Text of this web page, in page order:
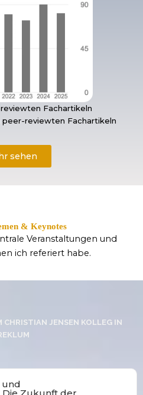
Fachartikeln
reviewten Fachartikeln
sehen
& Keynotes
Veranstaltungen und
ich referiert habe.
JENSEN KOLLEG IN
und